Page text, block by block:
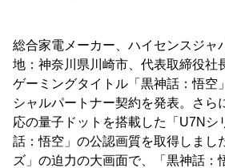
総合家電メーカー、ハイセンスジャ
地：神奈川県川崎市、代表取締役社
ゲーミングタイトル「黒神話：悟空
シャルパートナー契約を発表。さら
応の量子ドットを搭載した「U7Nシ
話：悟空」の公認画質を取得しまし
ズ」の迫力の大画面で、「黒神話：